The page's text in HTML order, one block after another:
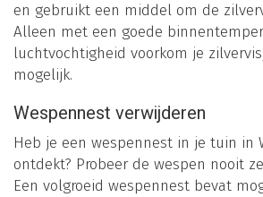
en gebruikt een middel om de
Alleen met een goede
luchtvochtigheid voorkom je
mogelijk.
Wespennest verwijderen
Heb je een wespennest in je tuin in
ontdekt? Probeer de wespen nooit
Een volgroeid wespennest bevat